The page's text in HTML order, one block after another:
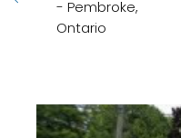
- Pembroke,
Ontario